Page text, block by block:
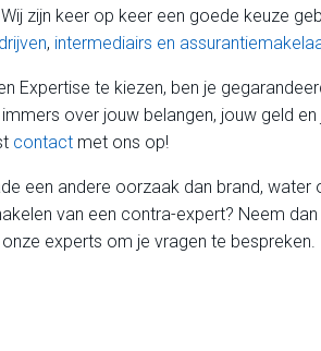
zijn keer op keer een goede keuze
, intermediairs en
Expertise te kiezen, ben je
over jouw belangen, jouw geld
contact met ons op!
een andere oorzaak dan brand, water
van een contra-expert? Neem
experts om je vragen te bespreken.